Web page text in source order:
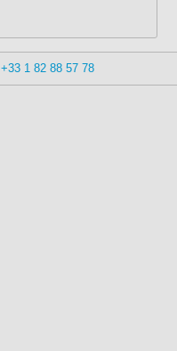
+33 1 82 88 57 78